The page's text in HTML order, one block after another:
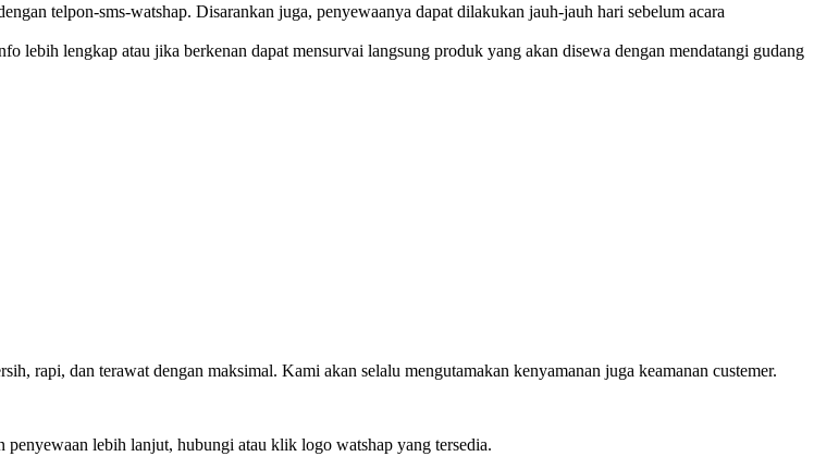
telpon-sms-watshap. Disarankan juga, penyewaanya dapat dilakukan jauh-jauh hari sebelum acara
lebih lengkap atau jika berkenan dapat mensurvai langsung produk yang akan disewa dengan mendatangi gudang
rapi, dan terawat dengan maksimal. Kami akan selalu mengutamakan kenyamanan juga keamanan custemer.
lebih lanjut, hubungi atau klik logo watshap yang tersedia.